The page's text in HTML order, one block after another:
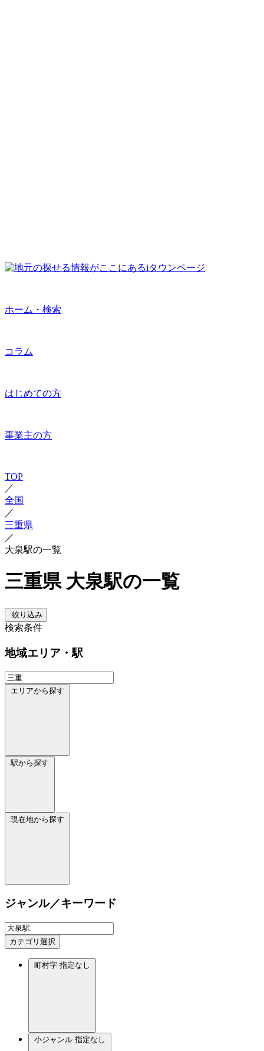
ホーム・検索
コラム
はじめての方
事業主の方
TOP
／
全国
／
三重県
／
大泉駅の一覧
三重県 大泉駅の一覧
絞り込み
検索条件
地域エリア・駅
エリアから探す
駅から探す
現在地から探す
ジャンル／キーワード
カテゴリ選択
町村字 指定なし
小ジャンル 指定なし